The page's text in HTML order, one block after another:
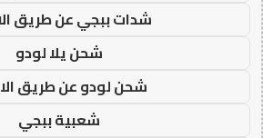
شدات ببجي عن طريق
شحن يلا لودو
شحن لودو عن طريق
شعبية ببجي